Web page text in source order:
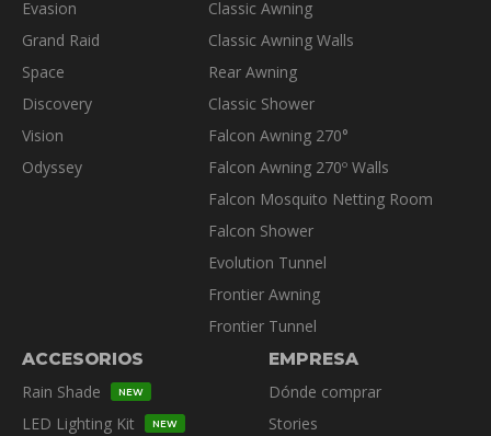
página
producto
Evasion
Grand Raid
Space
Discovery
Vision
Odyssey
Classic Awning
Classic Awning Walls
Rear Awning
Classic Shower
Falcon Awning 270°
Falcon Awning 270º Walls
Falcon Mosquito Netting Room
Falcon Shower
Evolution Tunnel
Frontier Awning
Frontier Tunnel
ACCESORIOS
Rain Shade
NEW
LED Lighting Kit NEW
EMPRESA
Dónde comprar
Stories